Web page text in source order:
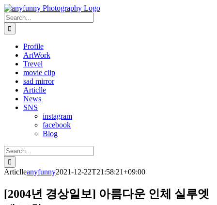
Skip
to
content
Search
for:
Profile
ArtWork
Trevel
movie clip
sad mirror
Articlle
News
SNS
instagram
facebook
Blog
Search
for:
Articlleanyfunny2021-12-22T21:58:21+09:00
[2004년 경상일보] 아름다운 인체 실루엣